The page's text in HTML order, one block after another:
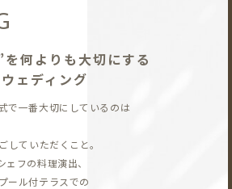
何よりも大切にする
ェディング
で一番大切にしているのは
していただくこと。
フの料理演出、
プール付テラスでの